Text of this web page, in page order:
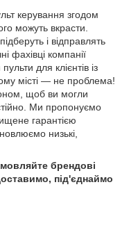
керування згодом
можуть вкрасти.
і відправлять
фахівці компанії
для клієнтів із
місті — не проблема!
щоб ви могли
Ми пропонуємо
гарантією
низькі,
брендові
під'єднаймо